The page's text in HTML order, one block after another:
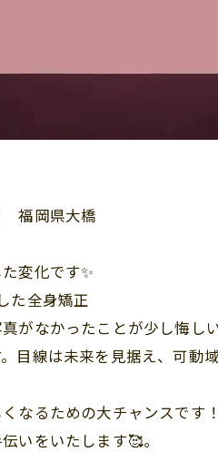
福岡県大橋
変化です✨
た全身矯正
がなかったことが少し悔し
目線は未来を見据え、可動
なるための大チャンスです
いをいたします🥰。